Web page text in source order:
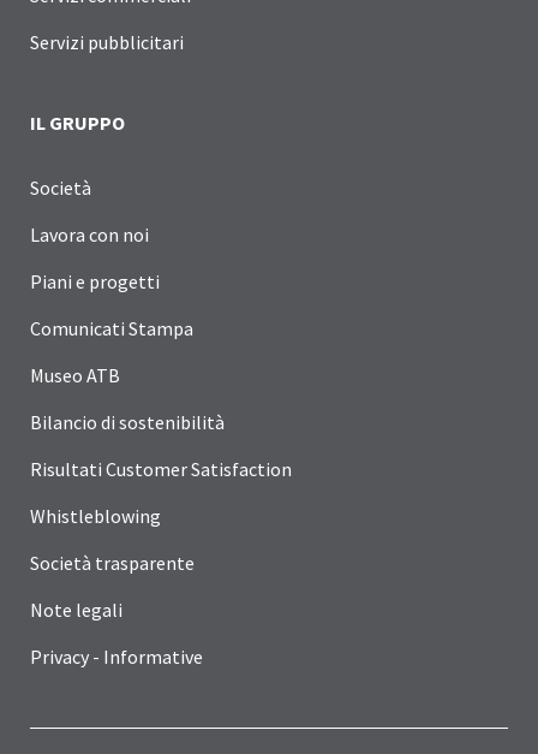
Servizi pubblicitari
IL GRUPPO
Società
Lavora con noi
Piani e progetti
Comunicati Stampa
Museo ATB
Bilancio di sostenibilità
Risultati Customer Satisfaction
Whistleblowing
Società trasparente
Note legali
Privacy - Informative